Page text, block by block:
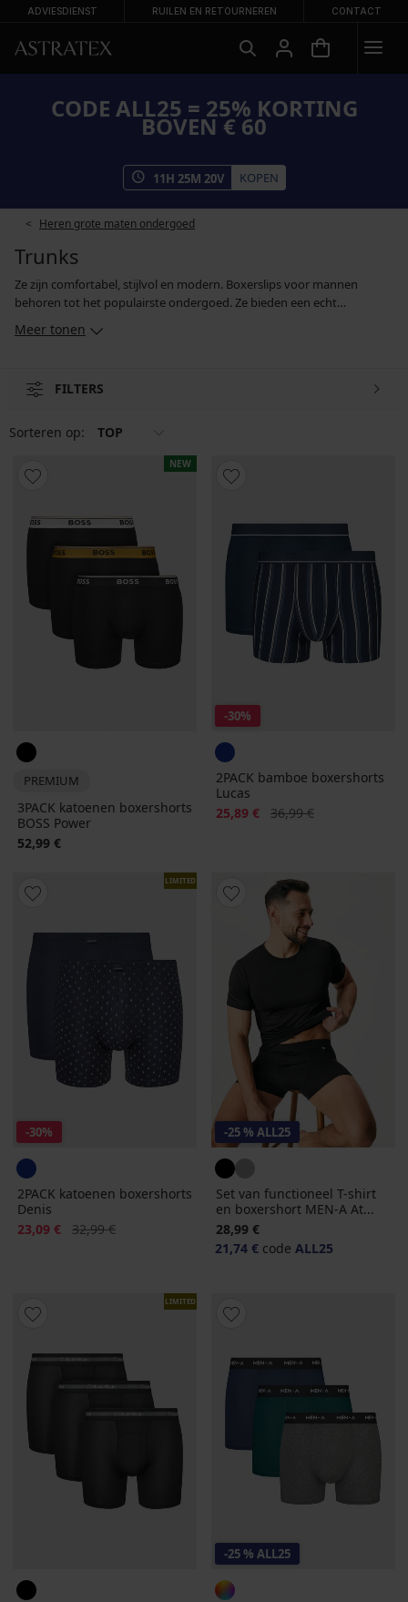
ADVIESDIENST RUILEN EN RETOURNEREN CONTACT
CODE ALL25 = 25% KORTING
BOVEN € 60
11H 25M 19V KOPEN
Heren grote maten ondergoed
Trunks
Ze zijn comfortabel, stijlvol en modern. Boxerslips voor mannen
behoren tot het populairste ondergoed. Ze bieden een echt
en ze zijn gemaakt van materialen die dermatologisch getest zijn. Je
kan je een multipack met meerdere producten tegelijk kopen.
Meer tonen
FILTERS
Sorteren op: TOP
NEW
PREMIUM
3PACK katoenen boxershorts
BOSS Power
52,99 €
-30%
2PACK bamboe boxershorts
Lucas
Korting
25,89 € Oorspronkelijke prijs
36,99 €
LIMITED
-30%
2PACK katoenen boxershorts
Denis
Korting
23,09 € Oorspronkelijke prijs
32,99 €
-25 % ALL25
Set van functioneel T-shirt
en boxershort MEN-A At...
28,99 €
21,74 € code ALL25
LIMITED
-25 % ALL25